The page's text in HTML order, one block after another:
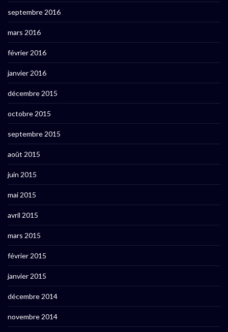
septembre 2016
mars 2016
février 2016
janvier 2016
décembre 2015
octobre 2015
septembre 2015
août 2015
juin 2015
mai 2015
avril 2015
mars 2015
février 2015
janvier 2015
décembre 2014
novembre 2014